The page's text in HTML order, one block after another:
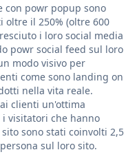
con powr popup sono
il 250% (oltre 600
i loro social media
powr social feed sul loro
modo visivo per
come sono landing on
nella vita reale.
clienti un'ottima
visitatori che hanno
sono stati coinvolti 2,5
sul loro sito.